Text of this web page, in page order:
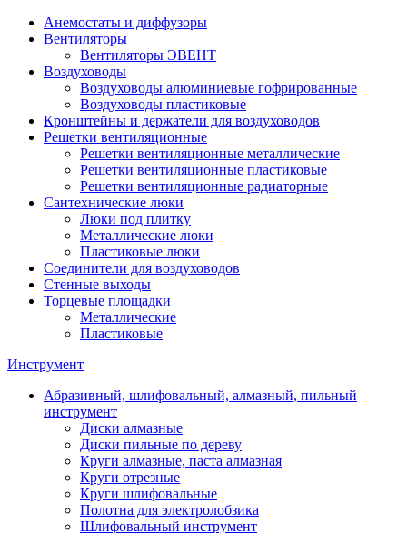
Анемостаты и диффузоры
Вентиляторы
Вентиляторы ЭВЕНТ
Воздуховоды
Воздуховоды алюминиевые гофрированные
Воздуховоды пластиковые
Кронштейны и держатели для воздуховодов
Решетки вентиляционные
Решетки вентиляционные металлические
Решетки вентиляционные пластиковые
Решетки вентиляционные радиаторные
Сантехнические люки
Люки под плитку
Металлические люки
Пластиковые люки
Соединители для воздуховодов
Стенные выходы
Торцевые площадки
Металлические
Пластиковые
Инструмент
Абразивный, шлифовальный, алмазный, пильный
инструмент
Диски алмазные
Диски пильные по дереву
Круги алмазные, паста алмазная
Круги отрезные
Круги шлифовальные
Полотна для электролобзика
Шлифовальный инструмент